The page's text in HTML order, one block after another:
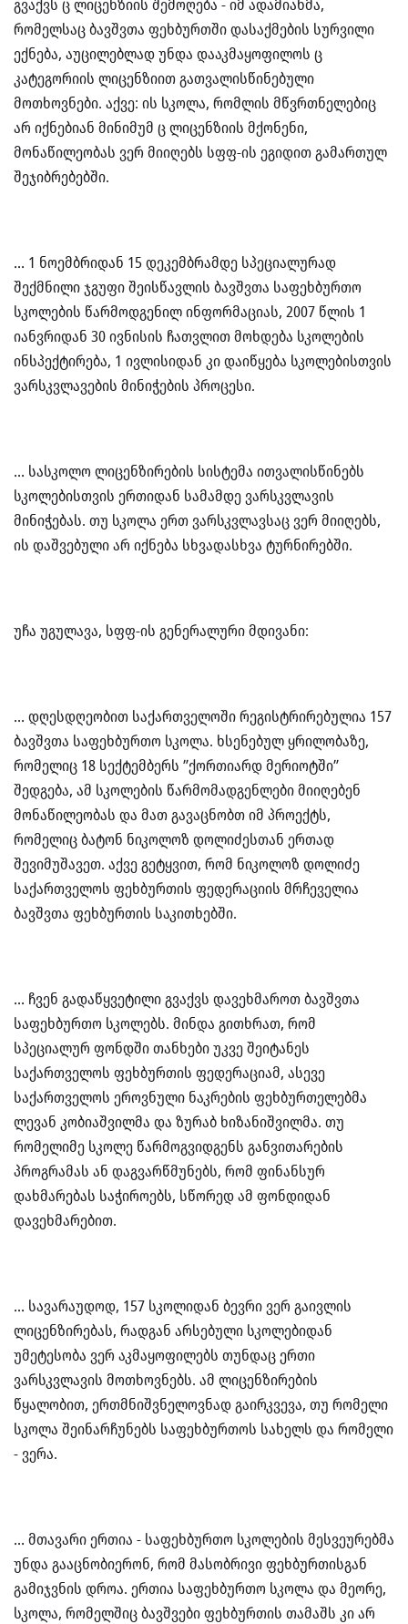
გვაქვს ც ლიცენზიის შემოღება - იმ ადამიანმა,
რომელსაც ბავშვთა ფეხბურთში დასაქმების სურვილი
ექნება, აუცილებლად უნდა დააკმაყოფილოს ც
კატეგორიის ლიცენზიით გათვალისწინებული
მოთხოვნები. აქვე: ის სკოლა, რომლის მწვრთნელებიც
არ იქნებიან მინიმუმ ც ლიცენზიის მქონენი,
მონაწილეობას ვერ მიიღებს სფფ-ის ეგიდით გამართულ
შეჯიბრებებში.
… 1 ნოემბრიდან 15 დეკემბრამდე სპეციალურად
შექმნილი ჯგუფი შეისწავლის ბავშვთა საფეხბურთო
სკოლების წარმოდგენილ ინფორმაციას, 2007 წლის 1
იანვრიდან 30 ივნისის ჩათვლით მოხდება სკოლების
ინსპექტირება, 1 ივლისიდან კი დაიწყება სკოლებისთვის
ვარსკვლავების მინიჭების პროცესი.
… სასკოლო ლიცენზირების სისტემა ითვალისწინებს
სკოლებისთვის ერთიდან სამამდე ვარსკვლავის
მინიჭებას. თუ სკოლა ერთ ვარსკვლავსაც ვერ მიიღებს,
ის დაშვებული არ იქნება სხვადასხვა ტურნირებში.
უჩა უგულავა, სფფ-ის გენერალური მდივანი:
… დღესდღეობით საქართველოში რეგისტრირებულია 157
ბავშვთა საფეხბურთო სკოლა. ხსენებულ ყრილობაზე,
რომელიც 18 სექტემბერს ”ქორთიარდ მერიოტში”
შედგება, ამ სკოლების წარმომადგენლები მიიღებენ
მონაწილეობას და მათ გავაცნობთ იმ პროექტს,
რომელიც ბატონ ნიკოლოზ დოლიძესთან ერთად
შევიმუშავეთ. აქვე გეტყვით, რომ ნიკოლოზ დოლიძე
საქართველოს ფეხბურთის ფედერაციის მრჩეველია
ბავშვთა ფეხბურთის საკითხებში.
… ჩვენ გადაწყვეტილი გვაქვს დავეხმაროთ ბავშვთა
საფეხბურთო სკოლებს. მინდა გითხრათ, რომ
სპეციალურ ფონდში თანხები უკვე შეიტანეს
საქართველოს ფეხბურთის ფედერაციამ, ასევე
საქართველოს ეროვნული ნაკრების ფეხბურთელებმა
ლევან კობიაშვილმა და ზურაბ ხიზანიშვილმა. თუ
რომელიმე სკოლე წარმოგვიდგენს განვითარების
პროგრამას ან დაგვარწმუნებს, რომ ფინანსურ
დახმარებას საჭიროებს, სწორედ ამ ფონდიდან
დავეხმარებით.
… სავარაუდოდ, 157 სკოლიდან ბევრი ვერ გაივლის
ლიცენზირებას, რადგან არსებული სკოლებიდან
უმეტესობა ვერ აკმაყოფილებს თუნდაც ერთი
ვარსკვლავის მოთხოვნებს. ამ ლიცენზირების
წყალობით, ერთმნიშვნელოვნად გაირკვევა, თუ რომელი
სკოლა შეინარჩუნებს საფეხბურთოს სახელს და რომელი
- ვერა.
… მთავარი ერთია - საფეხბურთო სკოლების მესვეურებმა
უნდა გააცნობიერონ, რომ მასობრივი ფეხბურთისგან
გამიჯვნის დროა. ერთია საფეხბურთო სკოლა და მეორე,
სკოლა, რომელშიც ბავშვები ფეხბურთის თამაშს კი არ